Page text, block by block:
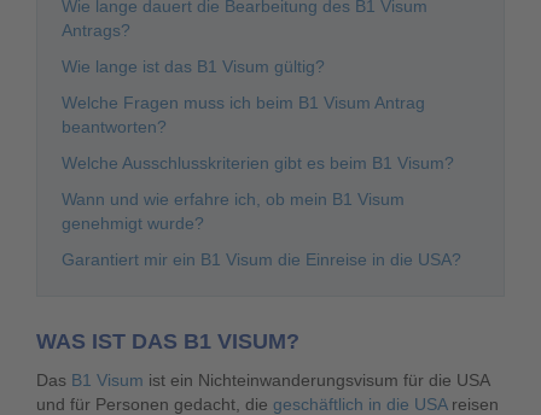
Wie lange dauert die Bearbeitung des B1 Visum
Antrags?
Wie lange ist das B1 Visum gültig?
Welche Fragen muss ich beim B1 Visum Antrag
beantworten?
Welche Ausschlusskriterien gibt es beim B1 Visum?
Wann und wie erfahre ich, ob mein B1 Visum
genehmigt wurde?
Garantiert mir ein B1 Visum die Einreise in die USA?
WAS IST DAS B1 VISUM?
Das B1 Visum ist ein Nichteinwanderungsvisum für die USA
und für Personen gedacht, die geschäftlich in die USAreisen